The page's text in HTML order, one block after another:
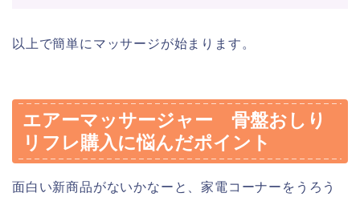
以上で簡単にマッサージが始まります。
エアーマッサージャー 骨盤おしり
リフレ購入に悩んだポイント
面白い新商品がないかなーと、家電コーナーをうろう